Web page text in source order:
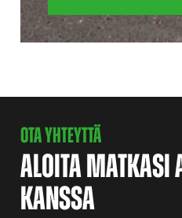
OTA YHTEYTTÄ
ALOITA MATKASI
KANSSA